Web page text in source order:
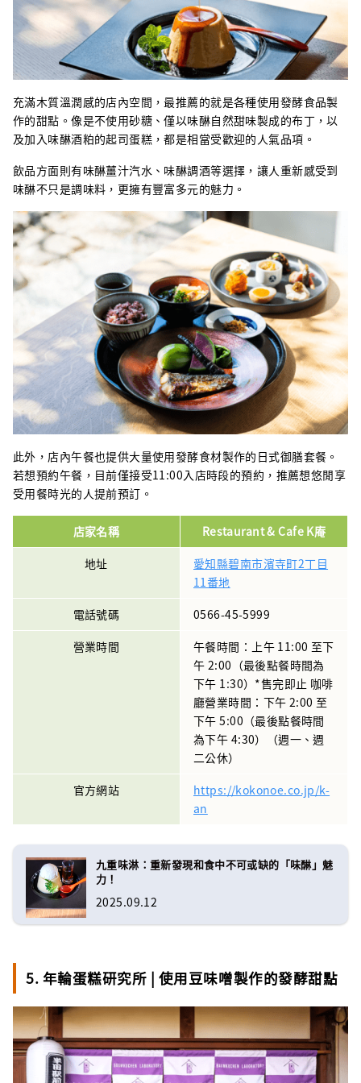
充滿木質溫潤感的店內空間，最推薦的就是各種使用發酵食品製
作的甜點。像是不使用砂糖、僅以味醂自然甜味製成的布丁，以
及加入味醂酒粕的起司蛋糕，都是相當受歡迎的人氣品項。
飲品方面則有味醂薑汁汽水、味醂調酒等選擇，讓人重新感受到
味醂不只是調味料，更擁有豐富多元的魅力。
此外，店內午餐也提供大量使用發酵食材製作的日式御膳套餐。
若想預約午餐，目前僅接受11:00入店時段的預約，推薦想悠閒享
受用餐時光的人提前預訂。
店家名稱
Restaurant & Cafe K庵
地址
愛知縣碧南市濱寺町2丁目
11番地
電話號碼
0566-45-5999
營業時間
午餐時間：上午 11:00 至下
午 2:00（最後點餐時間為
下午 1:30）*售完即止 咖啡
廳營業時間：下午 2:00 至
下午 5:00（最後點餐時間
為下午 4:30）（週一、週
二公休）
官方網站
https://kokonoe.co.jp/k-
an
九重味淋：重新發現和食中不可或缺的「味醂」魅
力！
2025.09.12
5. 年輪蛋糕研究所 | 使用豆味噌製作的發酵甜點